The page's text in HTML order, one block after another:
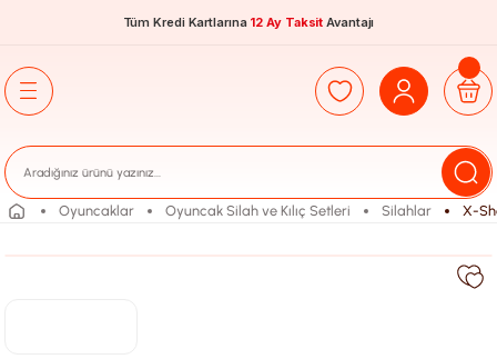
Tüm Kredi Kartlarına 12 Ay Taksit Avantajı
Oyuncaklar Oyuncak Silah ve Kılıç Setleri Silahlar X-